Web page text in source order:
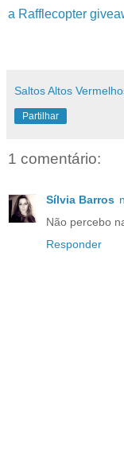
a Rafflecopter
Saltos Altos
Partilhar
1 comentário:
Sílvia Barros
Não percebo
Responder